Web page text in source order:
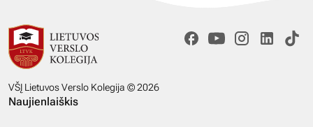
VŠĮ Lietuvos Verslo Kolegija © 2026
Naujienlaiškis